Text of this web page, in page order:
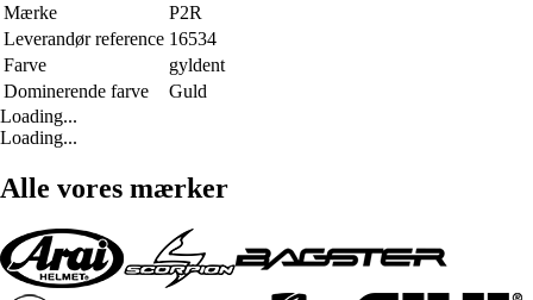
Mærke
P2R
Leverandør reference 16534
Farve
gyldent
Dominerende farve
Guld
Loading...
Loading...
Alle vores mærker